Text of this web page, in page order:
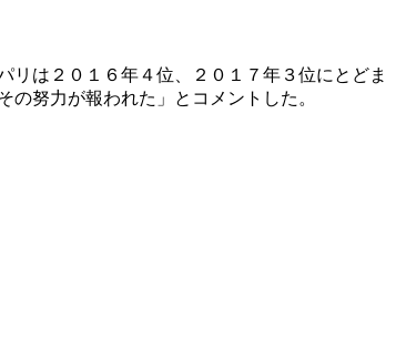
は２０１６年４位、２０１７年３位にとどま
努力が報われた」とコメントした。